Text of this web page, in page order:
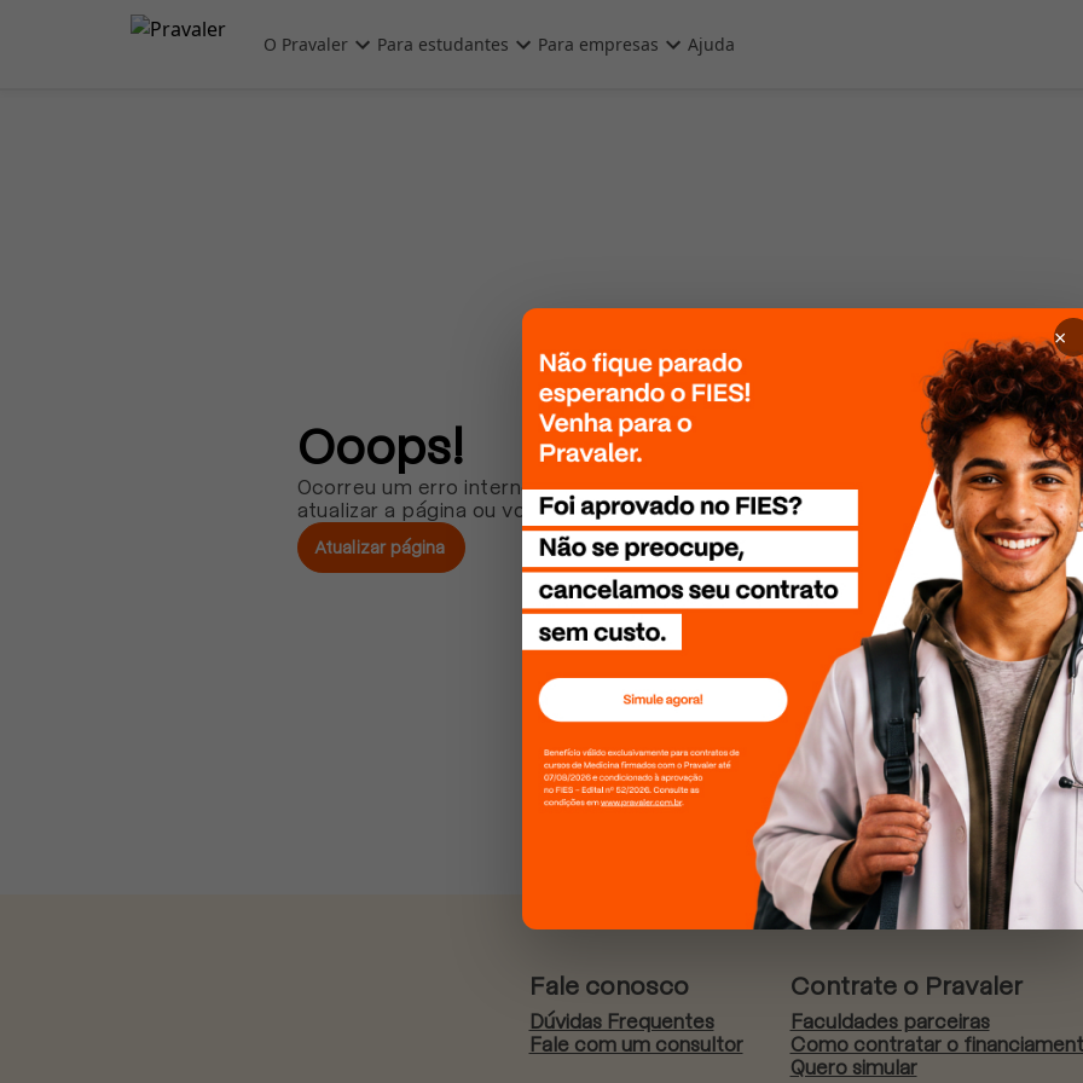
Pular para o conteúdo principal
O Pravaler Para estudantes Para empresas Ajuda
Ooops!
Ocorreu um erro interno. Por favor, tente
atualizar a página ou volte mais tarde!
Atualizar página
Fale conosco
Dúvidas Frequentes
Fale com um consultor
Contrate o Pravaler
Faculdades parceiras
Como contratar o
Quero simular
×